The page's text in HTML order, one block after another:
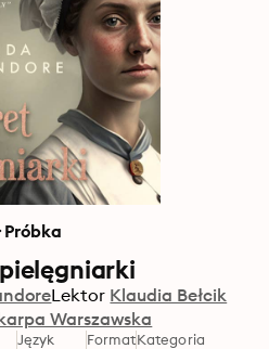
Próbka
Lektor Klaudia Bełcik
Warszawska
Język FormatKategoria